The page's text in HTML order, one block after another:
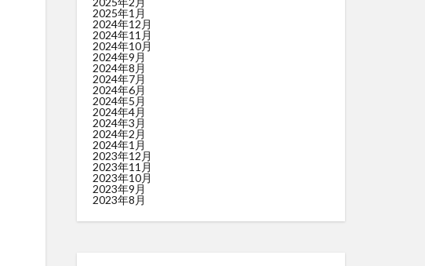
2025年1月
2024年12月
2024年11月
2024年10月
2024年9月
2024年8月
2024年7月
2024年6月
2024年5月
2024年4月
2024年3月
2024年2月
2024年1月
2023年12月
2023年11月
2023年10月
2023年9月
2023年8月